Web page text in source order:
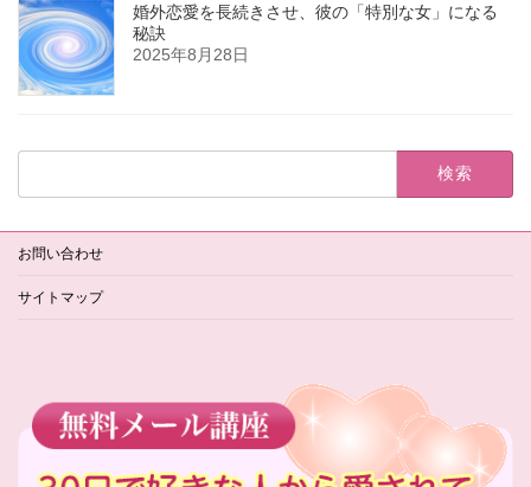
婚外恋愛を長続きさせ、彼の「特別な女」になる
秘訣
2025年8月28日
検
お問い合わせ
サイトマップ